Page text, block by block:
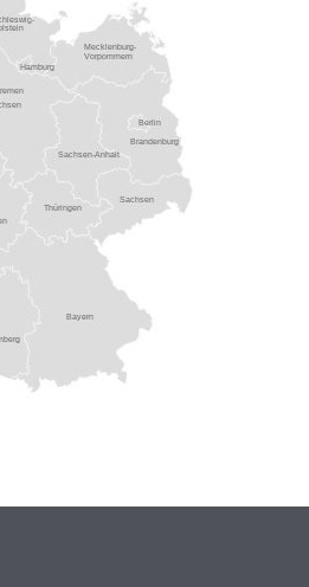
Bayern
Brandenburg
Mecklenburg-
Vorpommern
Sachsen
Sachsen-Anhalt
Thüringen
Berlin
Hamburg